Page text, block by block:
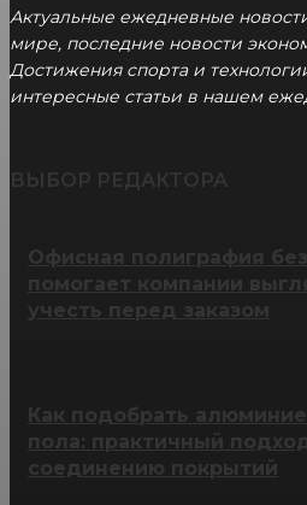
Актуальные ежедневные
мире, последние новости
Достижения спорта и
интересные статьи в нашем
Офисная полиграфия без
помогает компании
учесть перед заказом
Как подобрать
пола: практичный
соединению покрытий